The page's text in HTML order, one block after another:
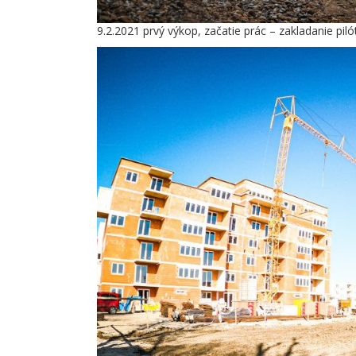
9.2.2021 prvý výkop, začatie prác – zakladanie